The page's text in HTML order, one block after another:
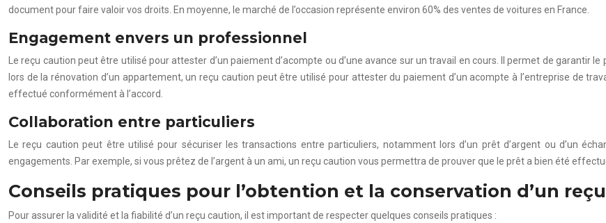
document pour faire valoir vos droits. En moyenne, le marché de l’occasion représente environ 60% des ventes de voitures en France.
Engagement envers un professionnel
Le reçu caution peut être utilisé pour attester d’un paiement d’acompte ou d’une avance sur un travail en cours. Il permet de garantir
lors de la rénovation d’un appartement, un reçu caution peut être utilisé pour attester du paiement d’un acompte à l’entreprise de
effectué conformément à l’accord.
Collaboration entre particuliers
Le reçu caution peut être utilisé pour sécuriser les transactions entre particuliers, notamment lors d’un prêt d’argent ou d’un
engagements. Par exemple, si vous prêtez de l’argent à un ami, un reçu caution vous permettra de prouver que le prêt a bien été
Conseils pratiques pour l’obtention et la conservation d’un
Pour assurer la validité et la fiabilité d’un reçu caution, il est important de respecter quelques conseils pratiques :